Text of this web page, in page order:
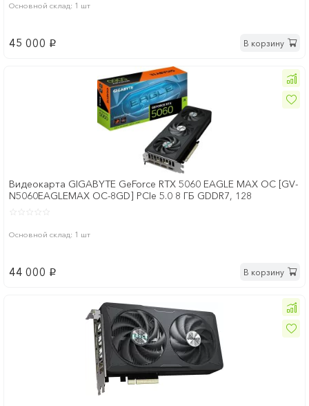
Основной склад: 1 шт
45 000 p В корзину
Видеокарта GIGABYTE GeForce RTX 5060 EAGLE MAX OC [GV-
N5060EAGLEMAX OC-8GD] PCIe 5.0 8 ГБ GDDR7, 128
Основной склад: 1 шт
44 000 p В корзину